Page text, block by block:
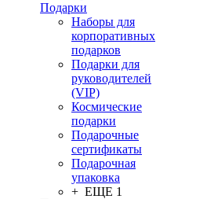
Подарки
Наборы для
корпоративных
подарков
Подарки для
руководителей
(VIP)
Космические
подарки
Подарочные
сертификаты
Подарочная
упаковка
+ ЕЩЕ 1